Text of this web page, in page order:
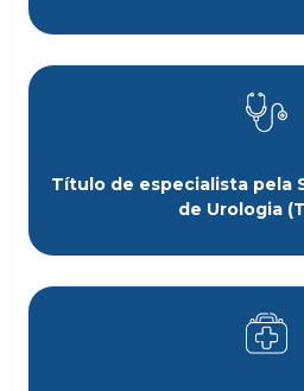
Título de especialista pela
de Urologia